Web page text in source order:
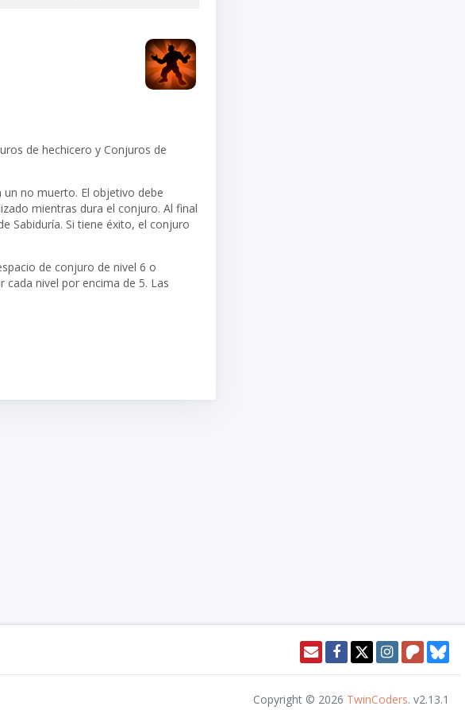
de hechicero y Conjuros de
un no muerto. El objetivo debe
mientras dura el conjuro. Al final
Sabiduría. Si tiene éxito, el conjuro
de conjuro de nivel 6 o
nivel por encima de 5. Las
Copyright © 2026 TwinCoders. v2.13.1